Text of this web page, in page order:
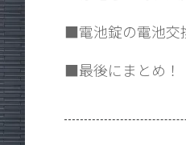
■電池錠の電池交
■最後にまとめ！